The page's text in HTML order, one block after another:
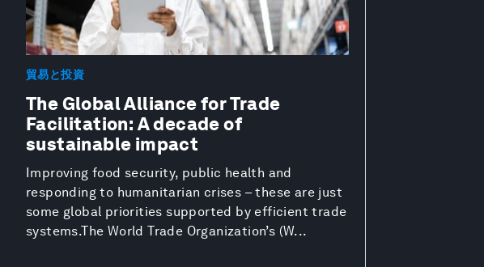
貿易と投資
The Global Alliance for Trade
Facilitation: A decade of
sustainable impact
Improving food security, public health and
responding to humanitarian crises – these are just
some global priorities supported by efficient trade
systems.The World Trade Organization’s (W...